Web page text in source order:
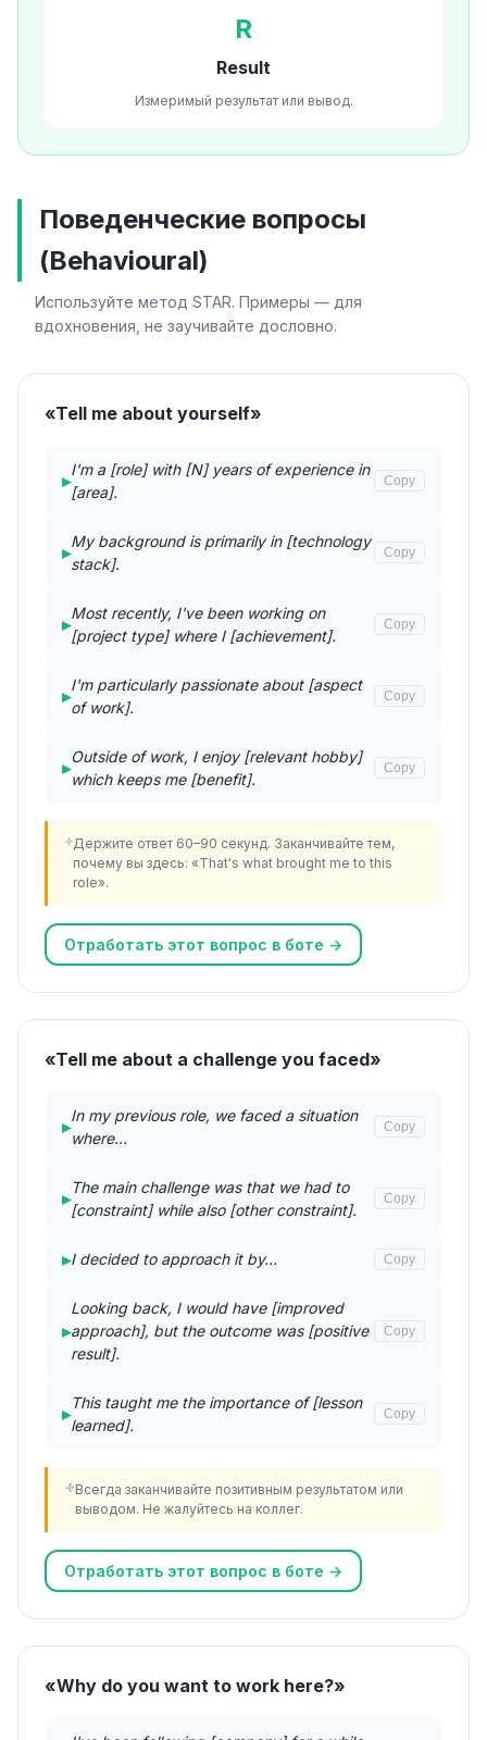
R
Result
Измеримый результат или вывод.
Поведенческие вопросы
(Behavioural)
Используйте метод STAR. Примеры — для
вдохновения, не заучивайте дословно.
«Tell me about yourself»
▸
I'm a [role] with [N] years of experience in
[area].
Copy
▸
My background is primarily in [technology
stack].
Copy
▸
Most recently, I've been working on
[project type] where I [achievement].
Copy
▸
I'm particularly passionate about [aspect
of work].
Copy
▸
Outside of work, I enjoy [relevant hobby]
which keeps me [benefit].
Copy
Держите ответ 60–90 секунд. Заканчивайте тем,
почему вы здесь: «That's what brought me to this
role».
Отработать этот вопрос в боте →
«Tell me about a challenge you faced»
▸
In my previous role, we faced a situation
where…
Copy
▸
The main challenge was that we had to
[constraint] while also [other constraint].
Copy
▸I decided to approach it by… Copy
▸
Looking back, I would have [improved
approach], but the outcome was [positive
result].
Copy
▸
This taught me the importance of [lesson
learned].
Copy
Всегда заканчивайте позитивным результатом или
выводом. Не жалуйтесь на коллег.
Отработать этот вопрос в боте →
«Why do you want to work here?»